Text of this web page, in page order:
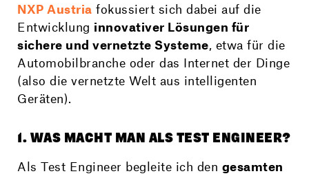
NXP Austria fokussiert sich dabei auf die
Entwicklung innovativer Lösungen für
sichere und vernetzte Systeme, etwa für die
Automobilbranche oder das Internet der Dinge
(also die vernetzte Welt aus intelligenten
Geräten).
1. WAS MACHT MAN ALS TEST ENGINEER?
Als Test Engineer begleite ich den gesamten